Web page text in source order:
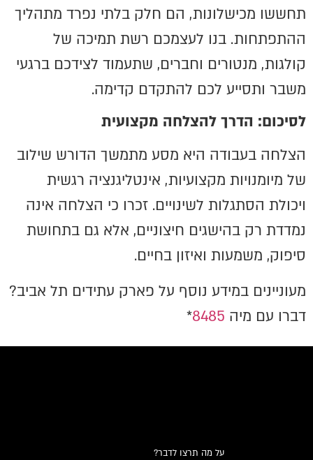
תחששו מכישלונות, הם חלק בלתי נפרד מתהליך
ההתפתחות. בנו לעצמכם רשת תמיכה של
קולגות, מנטורים וחברים, שתעמוד לצידכם ברגעי
משבר ותסייע לכם להתקדם קדימה.
לסיכום: הדרך להצלחה מקצועית
הצלחה בעבודה היא מסע מתמשך הדורש שילוב
של מיומנויות מקצועיות, אינטליגנציה רגשית
ויכולת הסתגלות לשינויים. זכרו כי הצלחה אינה
נמדדת רק בהישגים חיצוניים, אלא גם בתחושת
סיפוק, משמעות ואיזון בחיים.
מעוניינים במידע נוסף על פארק עתידים תל אביב?
דברו עם מיה 8485
*
על מה תרצו לדבר?